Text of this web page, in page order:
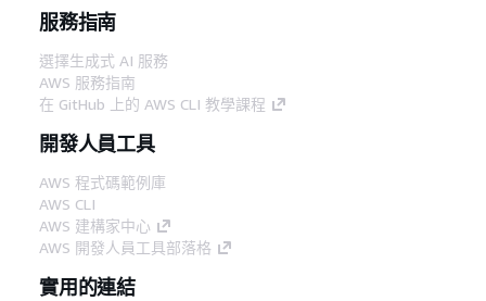
服務指南
選擇生成式 AI 服務
AWS 服務指南
在 GitHub 上的 AWS CLI 教學課程
開發人員工具
AWS 程式碼範例庫
AWS CLI
AWS 建構家中心
AWS 開發人員工具部落格
實用的連結